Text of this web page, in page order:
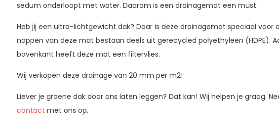
sedum onderloopt met water. Daarom is een drainagemat een must.
Heb jij een ultra-lichtgewicht dak? Daar is deze drainagemat speciaal voor
noppen van deze mat bestaan deels uit gerecycled polyethyleen (HDPE).
bovenkant heeft deze mat een filtervlies.
Wij verkopen deze drainage van 20 mm per m2!
Liever je groene dak door ons laten leggen? Dat kan! Wij helpen je graag.
contact met ons op.